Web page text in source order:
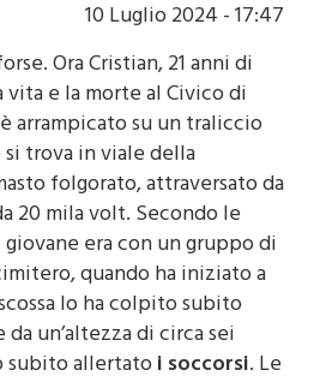
10 Luglio 2024 - 17:47
Ora Cristian, 21 anni di
vita e la morte al Civico di
su un traliccio
trova in viale della
folgorato, attraversato da
20 mila volt. Secondo le
era con un gruppo di
quando ha iniziato a
lo ha colpito subito